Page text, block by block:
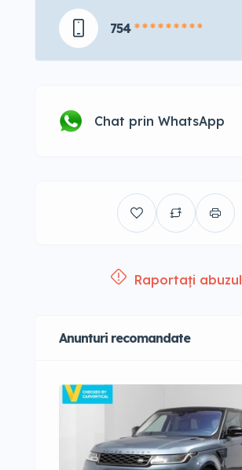
754 * * * * * * * * *
Chat prin WhatsApp
Raportați abuzul
Anunturi recomandate